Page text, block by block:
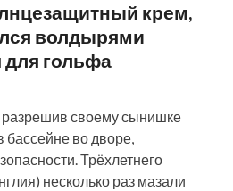
крем,
волдырями
гольфа
своему сынишке
бассейне во дворе,
Трёхлетнего
несколько раз мазали